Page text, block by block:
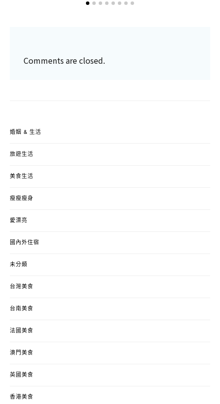
Comments are closed.
婚姻 & 生活
旅遊生活
美食生活
瘦瘦瘦身
愛漂亮
國內外住宿
未分類
台灣美食
台南美食
法國美食
澳門美食
英國美食
香港美食